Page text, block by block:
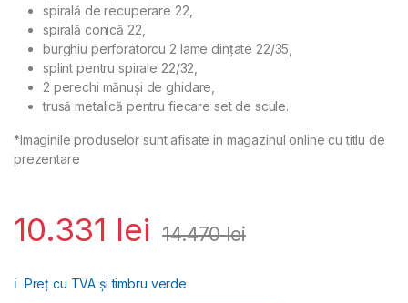
spirală de recuperare 22,
spirală conică 22,
burghiu perforatorcu 2 lame dinţate 22/35,
splint pentru spirale 22/32,
2 perechi mănuşi de ghidare,
trusă metalică pentru fiecare set de scule.
*Imaginile produselor sunt afisate in magazinul online cu titlu de
prezentare
10.331 lei 14.470lei
ℹ️ Preț cu TVA și timbru verde